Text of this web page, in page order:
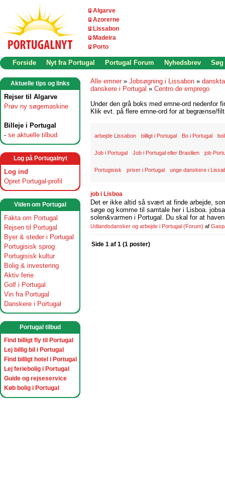
Algarve
Azorerne
Lissabon
Madeira
Porto
Forside Nyt fra Portugal Portugal Forum Nyhedsbrev Søg
Aktuelle tips og links
Rejser til Algarve
Prøv ny søgemaskine
Billeje i Portugal
- se aktuelle tilbud
Log på Portugalnyt
Log ind
Opret Portugal-profil
Viden om Portugal
Fakta om Portugal
Rejsen til Portugal
Byer & steder i Portugal
Portugisisk sprog
Portugisisk kultur
Bolig & investering
Aktiv ferie
Golf i Portugal
Vin fra Portugal
Danskere i Portugal
Portugal tilbud
Find billigt fly til Portugal
Lej billig bil i Portugal
Find billigt hotel i Portugal
Lej feriebolig i Portugal
Guide og rejseservice
Køb bolig i Portugal
Alle emner » Jobsøgning i Lissabon »
danskere i Portugal » Centro de emprego
Under den grå boks med emne-ord nedenfor
Klik evt. på flere emne-ord for at begrænse/
arbejde Lissabon billigt i Portugal Bo i Portugal
Job i Portugal Job i Portugal eller Brasilien job
Portugisisk priser i Portugal unge danskere i
job i Lisboa
Det er ikke altid så svært at finde arbejde,
søge og komme til samtale her i Lisboa.
solen&varmen i Portugal. Du skal for at
Udlandsdansker og arbejde i Portugal (Forum) af
Side 1 af 1 (1 poster)